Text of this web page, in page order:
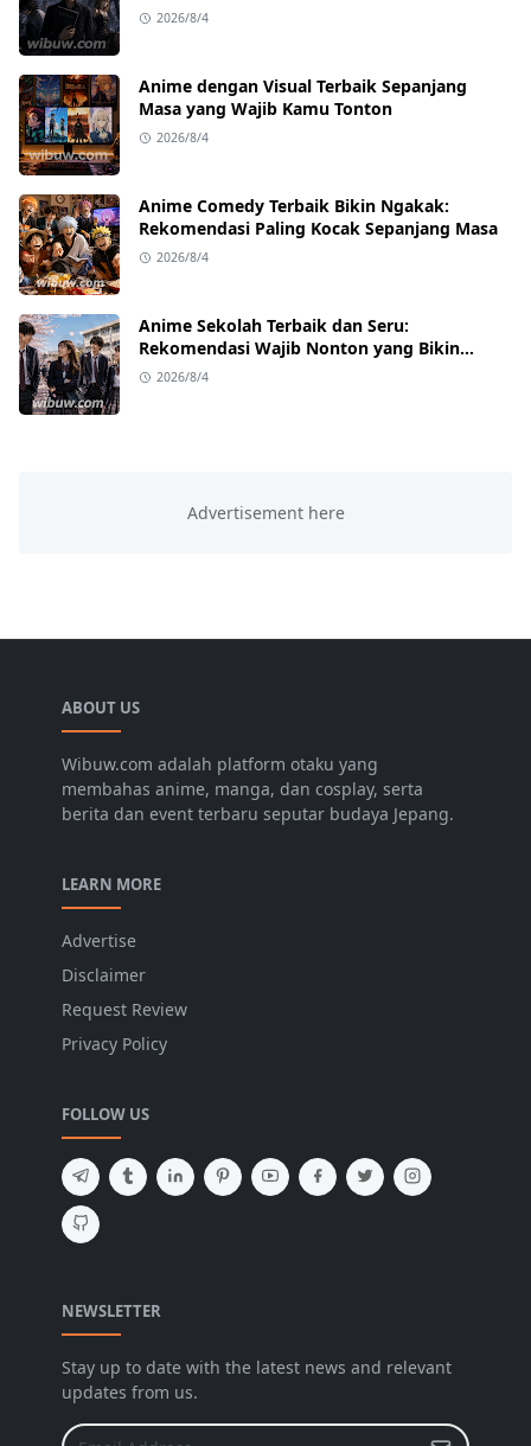
Blowing
2026/8/4
Anime dengan Visual Terbaik Sepanjang
Masa yang Wajib Kamu Tonton
2026/8/4
Anime Comedy Terbaik Bikin Ngakak:
Rekomendasi Paling Kocak Sepanjang Masa
2026/8/4
Anime Sekolah Terbaik dan Seru:
Rekomendasi Wajib Nonton yang Bikin
Ketagihan
2026/8/4
ABOUT US
Wibuw.com adalah platform otaku yang
membahas anime, manga, dan cosplay, serta
berita dan event terbaru seputar budaya Jepang.
LEARN MORE
Advertise
Disclaimer
Request Review
Privacy Policy
FOLLOW US
NEWSLETTER
Stay up to date with the latest news and relevant
updates from us.